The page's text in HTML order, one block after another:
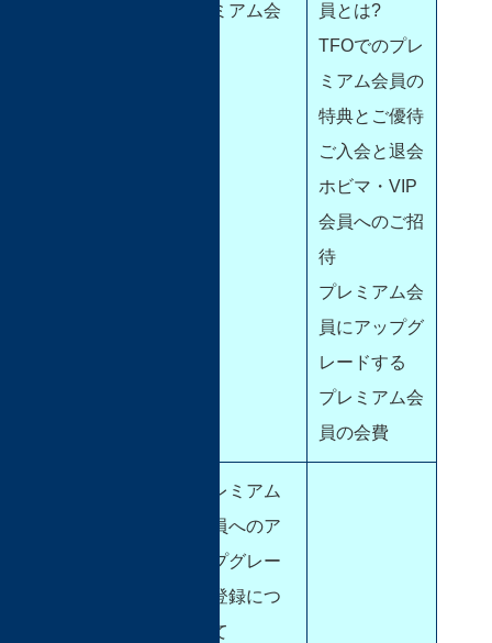
レミアム会
員とは?
TFOでのプレ
ミアム会員の
特典とご優待
ご入会と退会
ホビマ・VIP
会員へのご招
待
プレミアム会
員にアップグ
レードする
プレミアム会
員の会費
プレミアム
会員へのア
ップグレー
ド登録につ
いて